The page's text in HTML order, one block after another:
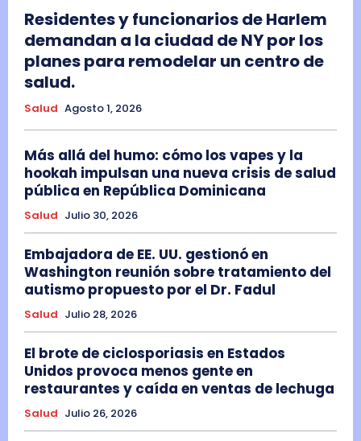
Residentes y funcionarios de Harlem
demandan a la ciudad de NY por los
planes para remodelar un centro de
salud.
Salud Agosto 1, 2026
Más allá del humo: cómo los vapes y la
hookah impulsan una nueva crisis de salud
pública en República Dominicana
Salud Julio 30, 2026
Embajadora de EE. UU. gestionó en
Washington reunión sobre tratamiento del
autismo propuesto por el Dr. Fadul
Salud Julio 28, 2026
El brote de ciclosporiasis en Estados
Unidos provoca menos gente en
restaurantes y caída en ventas de lechuga
Salud Julio 26, 2026